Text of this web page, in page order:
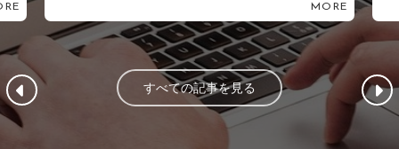
MORE
すべての記事を見る